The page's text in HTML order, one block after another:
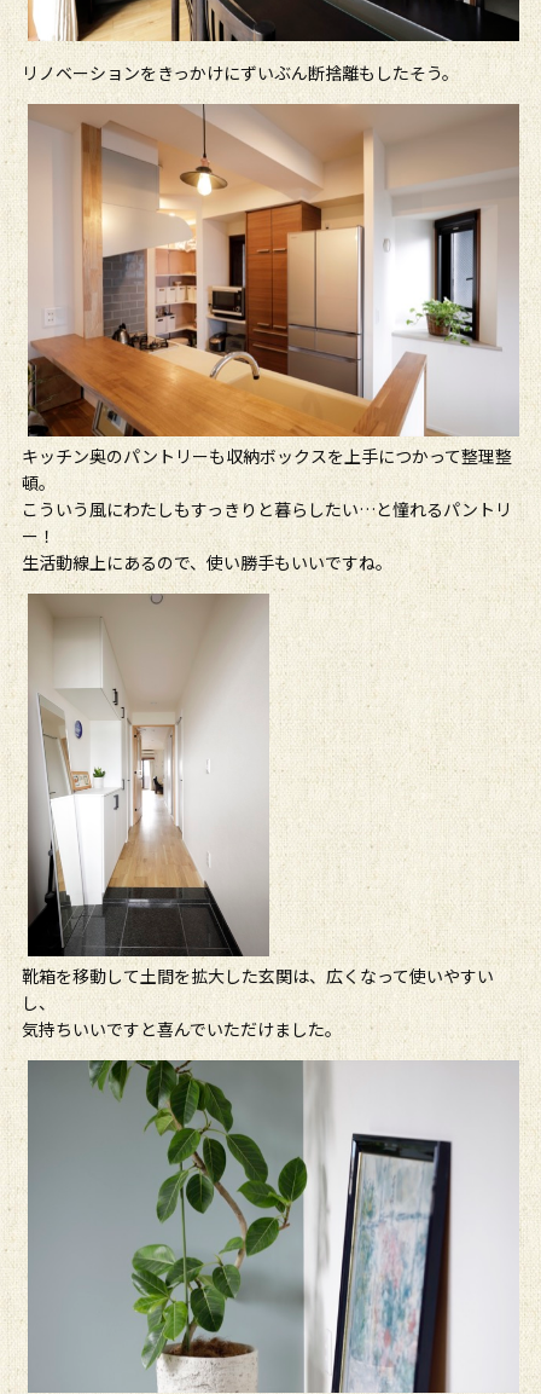
リノベーションをきっかけにずいぶん断捨離もしたそう。
キッチン奥のパントリーも収納ボックスを上手につかって整理整
頓。
こういう風にわたしもすっきりと暮らしたい…と憧れるパントリ
ー！
生活動線上にあるので、使い勝手もいいですね。
靴箱を移動して土間を拡大した玄関は、広くなって使いやすい
し、
気持ちいいですと喜んでいただけました。